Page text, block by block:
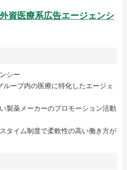
資医療系広告エージェンシ
シー
ープ内の医療に特化したエージェ
製薬メーカーのプロモーション活動
タイム制度で柔軟性の高い働き方が